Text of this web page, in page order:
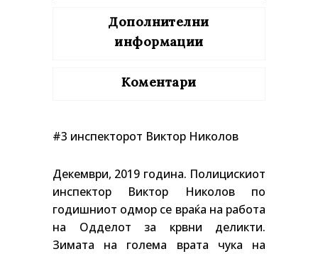
Дополнителни
информации
Коментари
#3 инспекторот Виктор Николов
Декември, 2019 година. Полицискиот
инспектор Виктор Николов по
годишниот одмор се враќа на работа
на Одделот за крвни деликти.
Зимата на голема врата чука на